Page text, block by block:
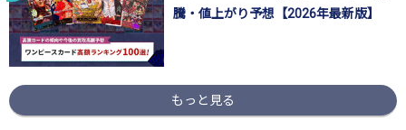
騰・値上がり予想【2026年最新版】
もっと見る